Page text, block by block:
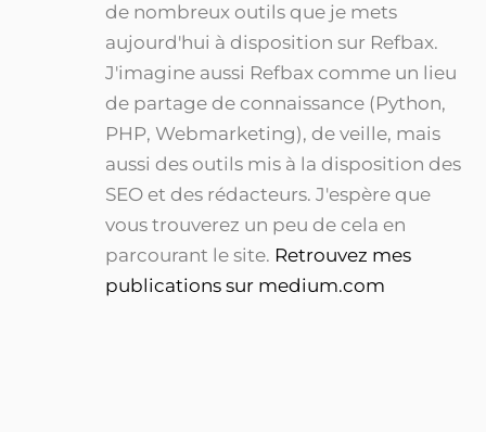
de nombreux outils que je mets
aujourd'hui à disposition sur Refbax.
J'imagine aussi Refbax comme un lieu
de partage de connaissance (Python,
PHP, Webmarketing), de veille, mais
aussi des outils mis à la disposition des
SEO et des rédacteurs. J'espère que
vous trouverez un peu de cela en
parcourant le site. Retrouvez mes
publications sur medium.com